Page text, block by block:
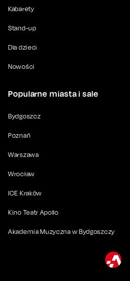
Kabarety
Stand-up
Dla dzieci
Nowości
Popularne miasta i sale
Bydgoszcz
Poznań
Warszawa
Wrocław
ICE Kraków
Kino Teatr Apollo
Akademia Muzyczna w Bydgoszczy